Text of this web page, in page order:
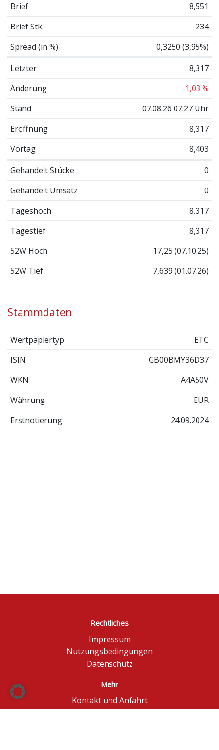
Brief
8,551
Brief Stk.
234
Spread (in %)
0,3250 (3,95%)
Letzter
8,317
Änderung
-1,03 %
Stand
07.08.26 07:27 Uhr
Eröffnung
8,317
Vortag
8,403
Gehandelt Stücke
0
Gehandelt Umsatz
0
Tageshoch
8,317
Tagestief
8,317
52W Hoch
17,25 (07.10.25)
52W Tief
7,639 (01.07.26)
Stammdaten
Wertpapiertyp
ETC
ISIN
GB00BMY36D37
WKN
A4A50V
Währung
EUR
Erstnotierung
24.09.2024
Rechtliches
Impressum
Nutzungsbedingungen
Datenschutz
Mehr
Kontakt und Anfahrt
Börse Düsseldorf